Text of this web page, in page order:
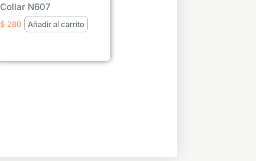
Collar N607
$ 280 Añadir al carrito